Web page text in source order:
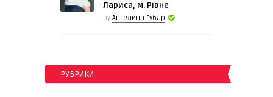
Лариса, м. Рівне
by Ангелина Губар
РУБРИКИ